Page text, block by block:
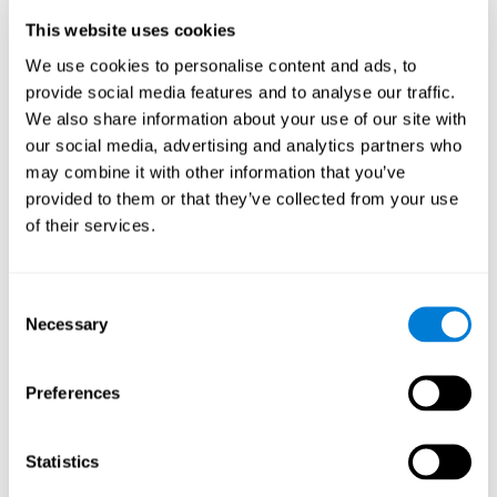
This website uses cookies
We use cookies to personalise content and ads, to
provide social media features and to analyse our traffic.
We also share information about your use of our site with
our social media, advertising and analytics partners who
may combine it with other information that you’ve
provided to them or that they’ve collected from your use
of their services.
Selection
Necessary
Preferences
Statistics
Temps de Réaction
Temps de réaction et insomnie. Le temps de réaction est
la capacité à percevoir, traiter et répondre à un stimulus
simple (répondre à une question par exemple). Le
sommeil a une étroite relation avec le temps de réponse
car les états de somnolence, manque de sommeil ou
fatigue augmentent considérablement le temps dont
nous avons besoin pour donner une réponse. Cela ralentit
nos mouvements et/ou nos réflexes.
distance actuelles. Les personnes souffrant d'insomnie
surestiment souvent le temps qu'il leur faut pour